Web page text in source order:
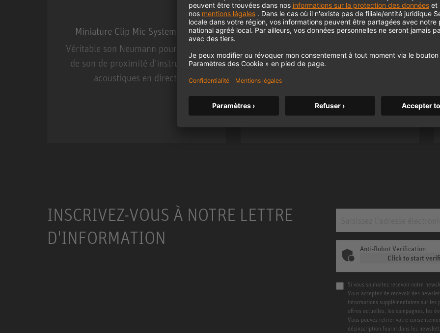
Miniature Clip Mic System MCM
Véritable son Neumann pour la prise
de son de proximité d'instruments
acoustiques en direct.
Miniature Clip Mic System MCM
KH 120 II
Neumann passe un nouveau cap avec
des basses plus profondes, une
alimentation DSP.
KH 120 II
INSCRIVEZ-VOUS À NOTRE LETTRE
D'INFORMATION
Anti-Robot Verification
Click to start
Si vous souhaitez recevoir notre
Vous acceptez de recevoir des
informations supplémentaires sur les
offres actuelles, les campagnes, les
Vous pouvez retirer votre
désinscription fourni dans les